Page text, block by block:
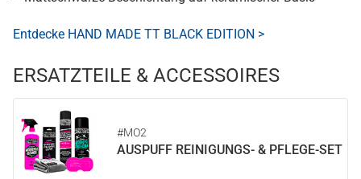
Entdecke HAND MADE TT BLACK EDITION >
ERSATZTEILE & ACCESSOIRES
#MO2
AUSPUFF REINIGUNGS- & PFLEGE-SET